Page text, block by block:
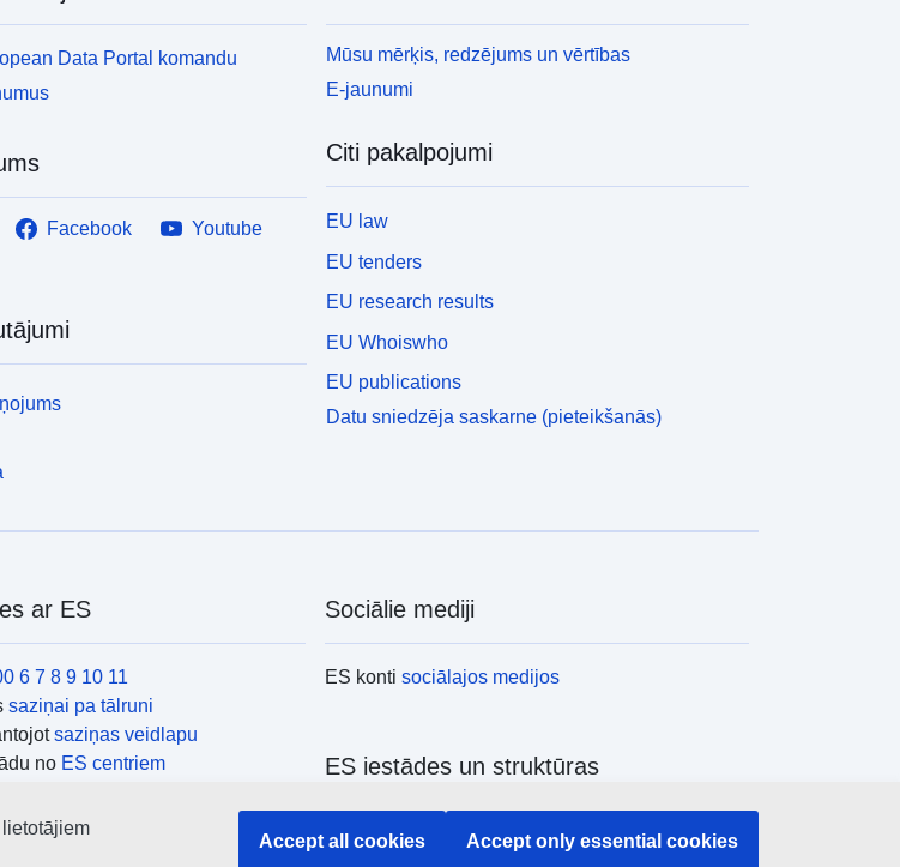
Data Portal komandu
Facebook
Youtube
Mūsu mērķis, redzējums un vērtības
E-jaunumi
Citi pakalpojumi
EU law
EU tenders
EU research results
EU Whoiswho
EU publications
Datu sniedzēja saskarne (pieteikšanās)
ar ES
6 7 8 9 10 11
saziņai pa tālruni
saziņas veidlapu
no ES centriem
Sociālie mediji
ES kontisociālajos medijos
ES iestādes un struktūras
Meklēt visas ES iestādes un struktūras
Accept all cookies Accept only essential cookies